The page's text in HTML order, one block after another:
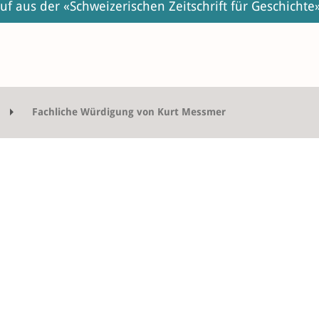
aus der «Schweizerischen Zeitschrift für
Fachliche Würdigung von Kurt Messmer